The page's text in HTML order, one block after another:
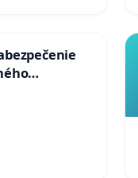
úplnej
v